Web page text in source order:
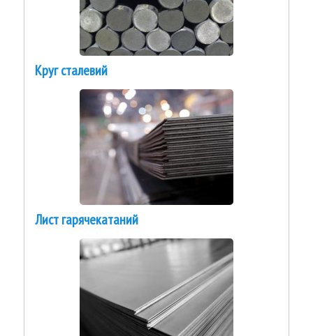
Круг сталевий
Лист гарячекатаний